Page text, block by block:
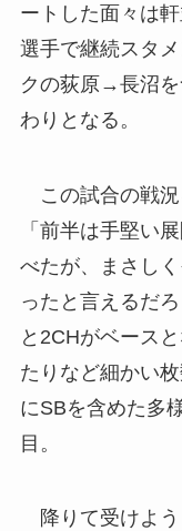
ートした面々は
選手で継続スタ
クの荻原→長沼
わりとなる。
この試合の戦況
「前半は手堅い
べたが、まさし
ったと言えるだ
と2CHがベース
たりなど細かい
にSBを含めた多
目。
降りて受けよう